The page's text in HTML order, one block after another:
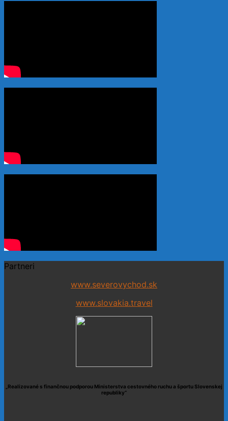
Partneri
www.severovychod.sk
www.slovakia.travel
„Realizované s finančnou podporou Ministerstva cestovného ruchu a športu Slovenskej
republiky“